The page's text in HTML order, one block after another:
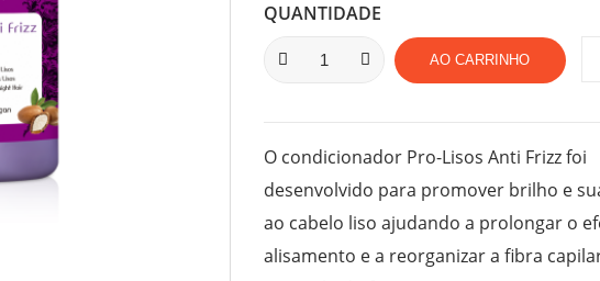
QUANTIDADE
AO CARRINHO
O condicionador Pro-Lisos Anti Frizz foi
desenvolvido para promover brilho e
ao cabelo liso ajudando a prolongar o
alisamento e a reorganizar a fibra